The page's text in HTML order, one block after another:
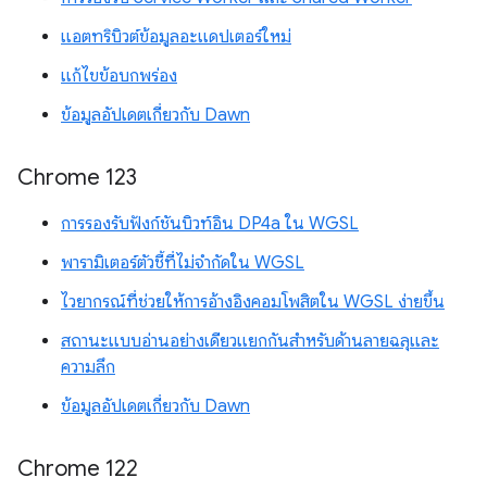
แอตทริบิวต์ข้อมูลอะแดปเตอร์ใหม่
แก้ไขข้อบกพร่อง
ข้อมูลอัปเดตเกี่ยวกับ Dawn
Chrome 123
การรองรับฟังก์ชันบิวท์อิน DP4a ใน WGSL
พารามิเตอร์ตัวชี้ที่ไม่จำกัดใน WGSL
ไวยากรณ์ที่ช่วยให้การอ้างอิงคอมโพสิตใน WGSL ง่ายขึ้น
สถานะแบบอ่านอย่างเดียวแยกกันสำหรับด้านลายฉลุและ
ความลึก
ข้อมูลอัปเดตเกี่ยวกับ Dawn
Chrome 122